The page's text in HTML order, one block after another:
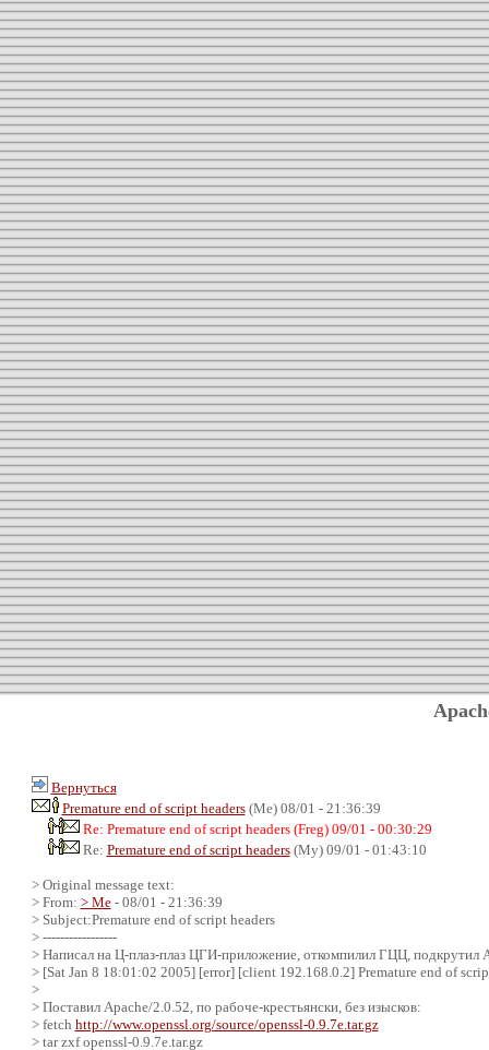
Вернуться
Premature end of script headers(Me) 08/01 - 21:36:39
Re: Premature end of script headers (Freg) 09/01 - 00:30:29
Re: Premature end of script headers(My) 09/01 - 01:43:10
> Original message text:
> From: > Me- 08/01 - 21:36:39
> Subject:Premature end of script headers
> -----------------
> Написал на Ц-плаз-плаз ЦГИ-приложение, откомпилил ГЦЦ,
> [Sat Jan 8 18:01:02 2005] [error] [client 192.168.0.2] Premature end of
>
> Поставил Apache/2.0.52, по рабоче-крестьянски, без изысков:
> fetch http://www.openssl.org/source/openssl-0.9.7e.tar.gz
> tar zxf openssl-0.9.7e.tar.gz